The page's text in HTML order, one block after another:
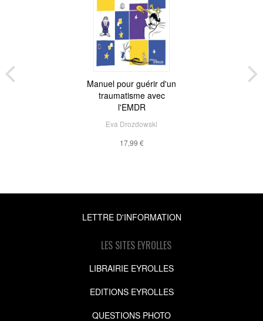
Manuel pour guérir d'un
traumatisme avec
l'EMDR
Eva Drozdowski
17,99 €
LETTRE D'INFORMATION
LES SITES EYROLLES
LIBRAIRIE EYROLLES
EDITIONS EYROLLES
QUESTIONS PHOTO